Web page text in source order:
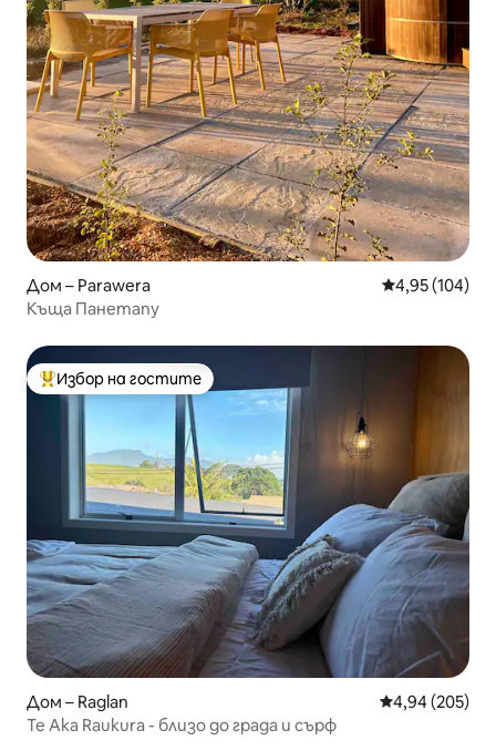
Дом – Parawera Средна
4,95 (104)
Къща Панетапу
Най-популярен избор на гостите
Избор на гостите
Дом – Raglan Средна
4,94 (205)
Te Aka Raukura - близо до града и сърф